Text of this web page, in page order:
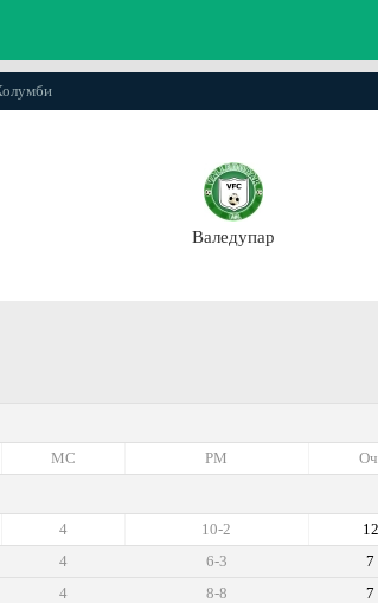
Валедупар
РМ
МС
12
10-2
4
7
6-3
4
7
8-8
4